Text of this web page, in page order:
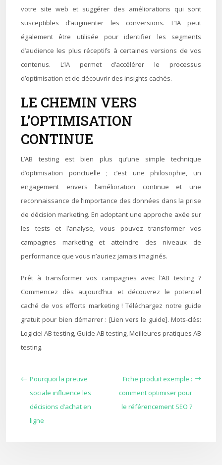
votre site web et suggérer des améliorations qui sont
susceptibles d’augmenter les conversions. L’IA peut
également être utilisée pour identifier les segments
d’audience les plus réceptifs à certaines versions de vos
contenus. L’IA permet d’accélérer le processus
d’optimisation et de découvrir des insights cachés.
LE CHEMIN VERS
L’OPTIMISATION
CONTINUE
L’AB testing est bien plus qu’une simple technique
d’optimisation ponctuelle ; c’est une philosophie, un
engagement envers l’amélioration continue et une
reconnaissance de l’importance des données dans la prise
de décision marketing. En adoptant une approche axée sur
les tests et l’analyse, vous pouvez transformer vos
campagnes marketing et atteindre des niveaux de
performance que vous n’auriez jamais imaginés.
Prêt à transformer vos campagnes avec l’AB testing ?
Commencez dès aujourd’hui et découvrez le potentiel
caché de vos efforts marketing ! Téléchargez notre guide
gratuit pour bien démarrer : [Lien vers le guide]. Mots-clés:
Logiciel AB testing, Guide AB testing, Meilleures pratiques AB
testing.
Pourquoi la preuve
sociale influence les
décisions d’achat en
ligne
Fiche produit exemple :
comment optimiser pour
le référencement SEO ?